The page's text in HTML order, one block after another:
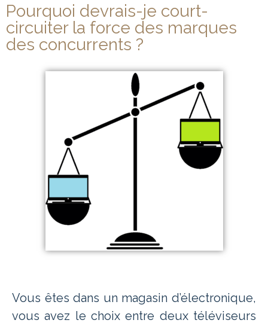
Pourquoi devrais-je court-
circuiter la force des marques
des concurrents ?
Vous êtes dans un magasin d’électronique,
vous avez le choix entre deux téléviseurs